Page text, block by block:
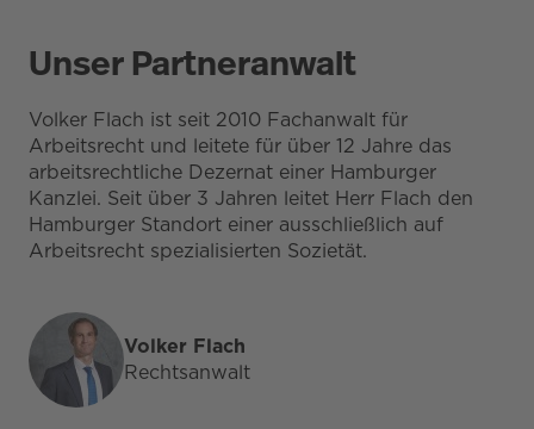
Unser Partneranwalt
Volker Flach ist seit 2010 Fachanwalt für
Arbeitsrecht und leitete für über 12 Jahre das
arbeitsrechtliche Dezernat einer Hamburger
Kanzlei. Seit über 3 Jahren leitet Herr Flach den
Hamburger Standort einer ausschließlich auf
Arbeitsrecht spezialisierten Sozietät.
Volker Flach
Rechtsanwalt